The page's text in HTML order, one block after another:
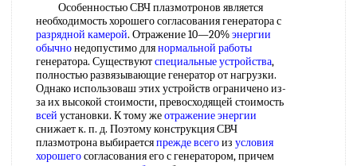
Особенностью СВЧ плазмотронов является
необходимость хорошего согласования генератора с
разрядной камерой. Отражение 10—20%энергии
обычнонедопустимо длянормальной работы
генератора. Существуютспециальные устройства,
полностью развязывающие генератор от нагрузки.
Однако использоваш этих устройств ограничено из-
за их высокой стоимости, превосходящей стоимость
всей установки. К тому жеотражение энергии
снижает к. п. д. Поэтому конструкция СВЧ
плазмотрона выбираетсяпрежде всегоиз условия
хорошегосогласования его с генератором, причем